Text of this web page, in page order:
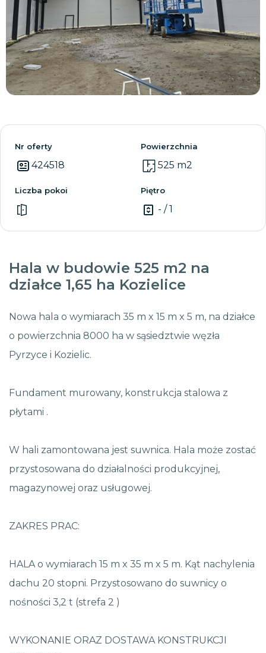
Zobacz wszystkie
Nr oferty
424518
Powierzchnia
525 m2
Liczba pokoi Piętro
- / 1
Hala w budowie 525 m2 na
działce 1,65 ha Kozielice
Nowa hala o wymiarach 35 m x 15 m x 5 m, na działce
o powierzchnia 8000 ha w sąsiedztwie węzła
Pyrzyce i Kozielic.
Fundament murowany, konstrukcja stalowa z
płytami .
W hali zamontowana jest suwnica. Hala może zostać
przystosowana do działalności produkcyjnej,
magazynowej oraz usługowej.
ZAKRES PRAC:
HALA o wymiarach 15 m x 35 m x 5 m. Kąt nachylenia
dachu 20 stopni. Przystosowano do suwnicy o
nośności 3,2 t (strefa 2 )
WYKONANIE ORAZ DOSTAWA KONSTRUKCJI